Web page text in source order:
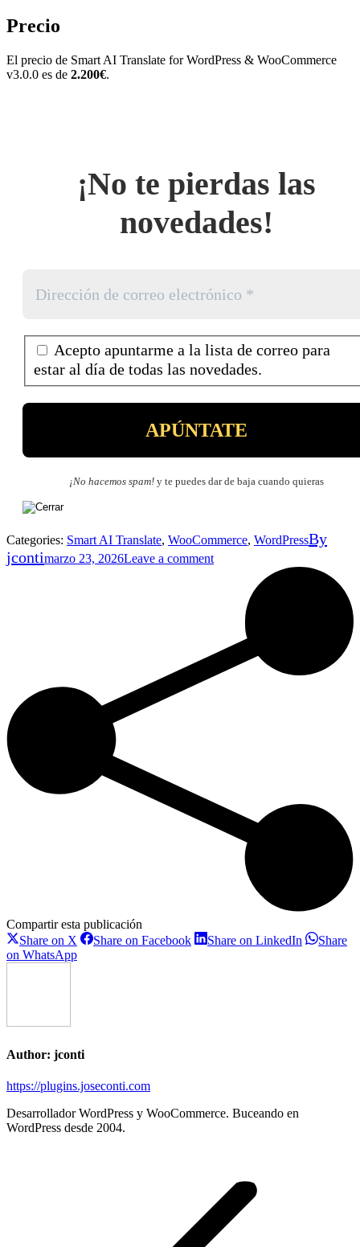
Precio
El precio de Smart AI Translate for WordPress & WooCommerce
v3.0.0 es de 2.200€.
¡No te pierdas las
novedades!
Acepto apuntarme a la lista de correo para
estar al día de todas las novedades.
¡No hacemos spam!y te puedes dar de baja cuando quieras
Categories: Smart AI Translate, WooCommerce, WordPressBy
jcontimarzo 23, 2026Leave a comment
Compartir esta publicación
Share on X Share
on
Share on FacebookShareShare on LinkedIn ShareShare
on WhatsAppShare
Author: jconti
https://plugins.joseconti.com
Desarrollador WordPress y WooCommerce. Buceando en
WordPress desde 2004.